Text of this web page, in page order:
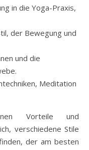
in die Yoga-Praxis,
der Bewegung und
und die
Meditation
Vorteile und
verschiedene Stile
der am besten